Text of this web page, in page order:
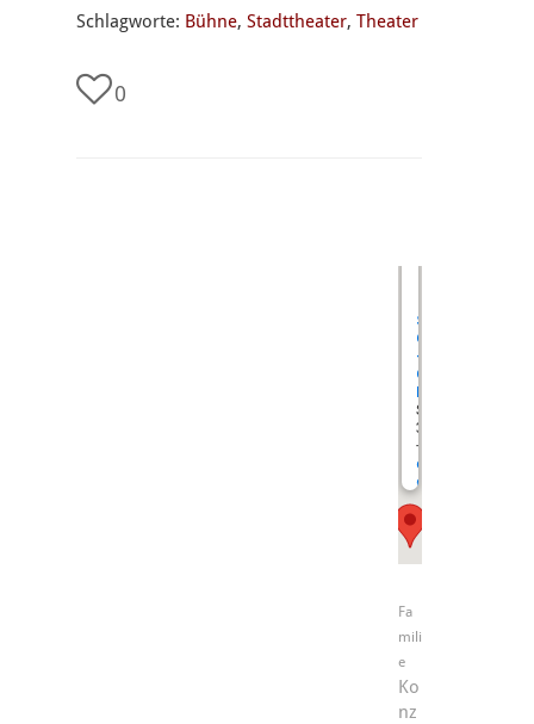
Schlagworte: Bühne, Stadttheater, Theater
0
Stadttheater
Gießen
-
Großes
Haus
Südanlage 1
35390 Gießen
+49 (0) 641 - 79
giessen.de
Fa
mili
e
Ko
nz